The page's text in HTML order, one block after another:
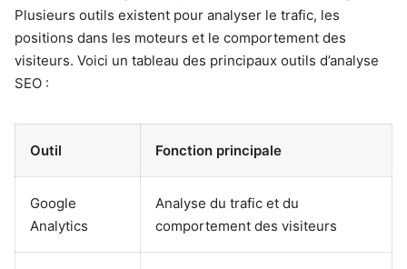
Plusieurs outils existent pour analyser le trafic, les
positions dans les moteurs et le comportement des
visiteurs. Voici un tableau des principaux outils d’analyse
SEO :
Outil Fonction principale
Google
Analytics
Analyse du trafic et du
comportement des visiteurs